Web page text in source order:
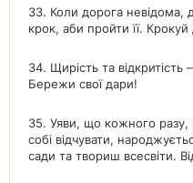
33. Коли дорога невідома,
крок, аби пройти її. Крокуй
34. Щирість та відкритість
Бережи свої дари!
35. Уяви, що кожного
собі відчувати,
сади та твориш всесвіти.